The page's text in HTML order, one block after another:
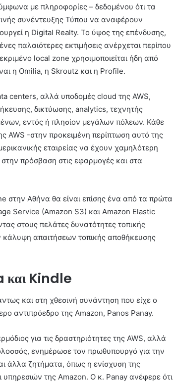
με πληροφορίες – δεδομένου ότι τα
συνέντευξης Τύπου να αναφέρουν
η Digital Realty. Το ύψος της επένδυσης,
παλαιότερες εκτιμήσεις ανέρχεται περίπου
local zone χρησιμοποιείται ήδη από
η Omilia, η Skroutz και η Profile.
centers, αλλά υποδομές cloud της AWS,
δικτύωσης, analytics, τεχνητής
εντός ή πλησίον μεγάλων πόλεων. Κάθε
AWS -στην προκειμένη περίπτωση αυτό της
εταιρείας να έχουν χαμηλότερη
πρόσβαση στις εφαρμογές και στα
στην Αθήνα θα είναι επίσης ένα από τα πρώτα
Service (Amazon S3) και Amazon Elastic
στους πελάτες δυνατότητες τοπικής
κάλυψη απαιτήσεων τοπικής αποθήκευσης
και Kindle
και στη χθεσινή συνάντηση που είχε ο
αντιπρόεδρο της Amazon, Panos Panay.
για τις δραστηριότητες της AWS, αλλά
ενημέρωσε τον πρωθυπουργό για την
άλλα ζητήματα, όπως η ενίσχυση της
της Amazon. Ο κ. Panay ανέφερε ότι